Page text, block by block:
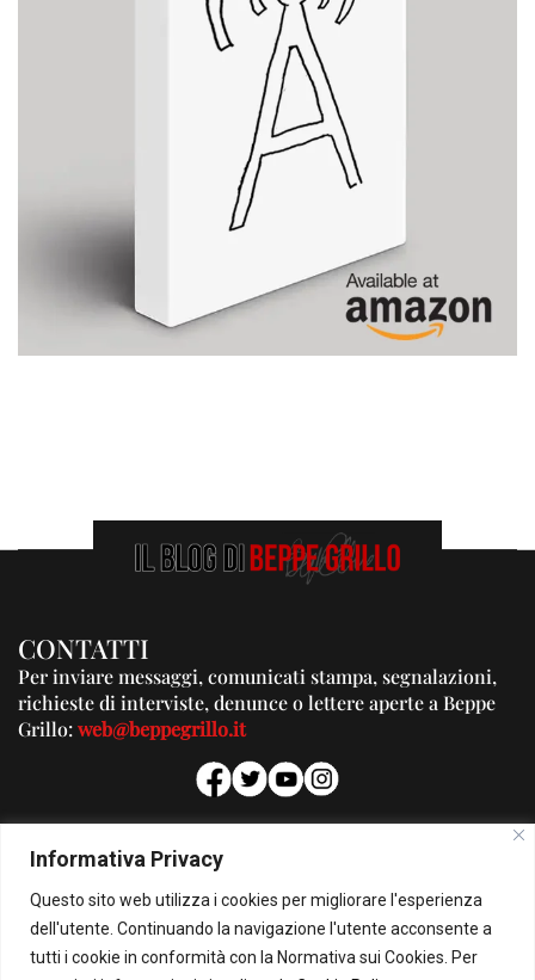
Informativa Privacy
Questo sito web utilizza i cookies per migliorare l'esperienza
dell'utente. Continuando la navigazione l'utente acconsente a
tutti i cookie in conformità con la Normativa sui Cookies. Per
CONTATTI
Per inviare messaggi, comunicati stampa, segnalazioni,
richieste di interviste, denunce o lettere aperte a Beppe
Grillo:web@beppegrillo.it
PUBBLICITA'
Per la tua pubblicità su questo Blog:
pubblicita@beppegrillo.it